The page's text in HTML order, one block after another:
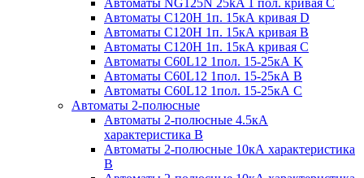
Автоматы С120H 1п. 15кА кривая D
Автоматы С120H 1п. 15кА кривая В
Автоматы С120H 1п. 15кА кривая С
Автоматы С60L12 1пол. 15-25кА K
Автоматы С60L12 1пол. 15-25кА В
Автоматы С60L12 1пол. 15-25кА С
Автоматы 2-полюсные
Автоматы 2-полюсные 4.5кА
характеристика В
Автоматы 2-полюсные 10кА характеристика
B